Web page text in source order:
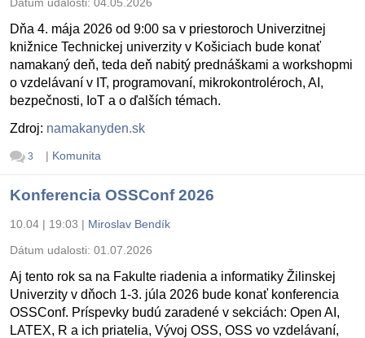
Dňa 4. mája 2026 od 9:00 sa v priestoroch Univerzitnej
knižnice Technickej univerzity v Košiciach bude konať
namakaný deň, teda deň nabitý prednáškami a workshopmi
o vzdelávaní v IT, programovaní, mikrokontroléroch, AI,
bezpečnosti, IoT a o ďalších témach.
Zdroj: namakanyden.sk
3 | Komunita
Konferencia OSSConf 2026
10.04 | 19:03 | Miroslav Bendík
Dátum udalosti: 01.07.2026
Aj tento rok sa na Fakulte riadenia a informatiky Žilinskej
Univerzity v dňoch 1-3. júla 2026 bude konať konferencia
OSSConf. Príspevky budú zaradené v sekciách: Open AI,
LATEX, R a ich priatelia, Vývoj OSS, OSS vo vzdelávaní,